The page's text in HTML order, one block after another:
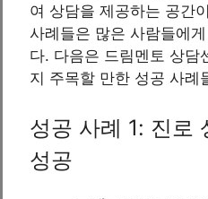
여 상담을 제공하는 공간
사례들은 많은 사람들에
다. 다음은 드림멘토 상담
지 주목할 만한 성공 사례
성공 사례 1: 진로
성공